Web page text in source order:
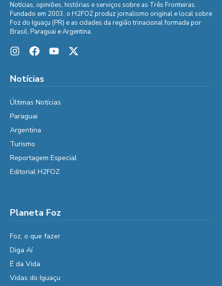
Notícias, opiniões, histórias e serviços sobre as Três Fronteiras.
Fundado em 2003, o H2FOZ produz jornalismo original e local sobre
Foz do Iguaçu (PR) e as cidades da região trinacional formada por
Brasil, Paraguai e Argentina.
Notícias
Últimas Notícias
Paraguai
Argentina
Turismo
Reportagem Especial
Editorial H2FOZ
Planeta Foz
Foz, o que fazer
Diga Aí
É da Vida
Vidas do Iguaçu